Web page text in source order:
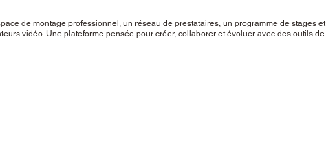
de montage professionnel, un réseau de prestataires, un programme de stages et
vidéo. Une plateforme pensée pour créer, collaborer et évoluer avec des outils de